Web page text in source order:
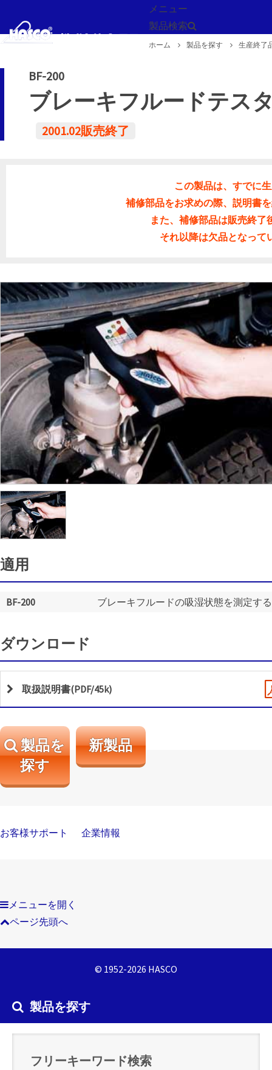
メニュー
製品検索
ホーム 製品を探す 生産終了
BF-200
ブレーキフルードテス
2001.02販売終了
この製品は、すでに
補修部品をお求めの際、説明書
また、補修部品は販売終
それ以降は欠品となって
適用
BF-200 ブレーキフルードの吸湿状態を測定す
ダウンロード
取扱説明書(PDF/45k)
製品を
探す
新製品
お客様サポート 企業情報
メニューを開く
ページ先頭へ
© 1952-2026 HASCO
製品を探す
フリーキーワード検索